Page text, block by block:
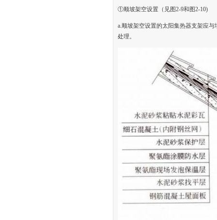
①顺坡架空设置（见图2-9和图2-10)
a.顺坡架空设置的太阳集热器支架应
处理。